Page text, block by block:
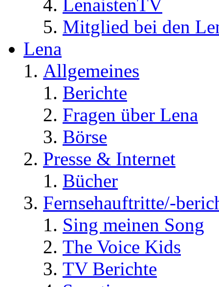
LenaistenTV
Mitglied bei den
Lena
Allgemeines
Berichte
Fragen über Lena
Börse
Presse & Internet
Bücher
Fernsehauftritte/-
Sing meinen Song
The Voice Kids
TV Berichte